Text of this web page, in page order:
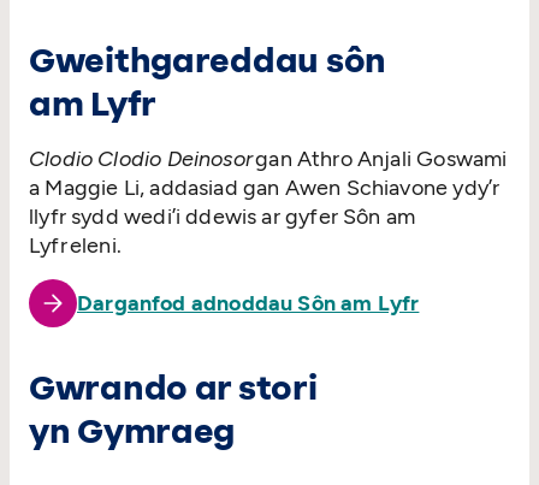
Gweithgareddau sôn
am Lyfr
Clodio Clodio Deinosorgan Athro Anjali Goswami
a Maggie Li, addasiad gan Awen Schiavone ydy’r
llyfr sydd wedi’i ddewis ar gyfer Sôn am
Lyfr eleni.
Darganfod adnoddau Sôn am Lyfr
Gwrando ar stori
yn Gymraeg